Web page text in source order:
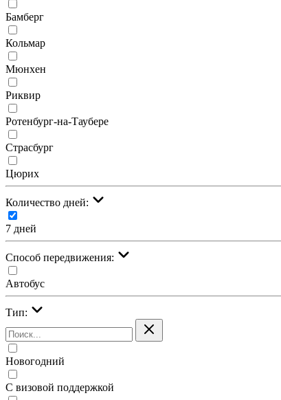
Бамберг
Кольмар
Мюнхен
Риквир
Ротенбург-на-Таубере
Страсбург
Цюрих
Количество дней:
7 дней
Cпособ передвижения:
Автобус
Тип:
Новогодний
С визовой поддержкой